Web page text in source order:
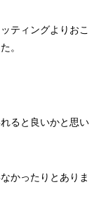
ティングよりおこ
。
ると良いかと思い
かったりとありま